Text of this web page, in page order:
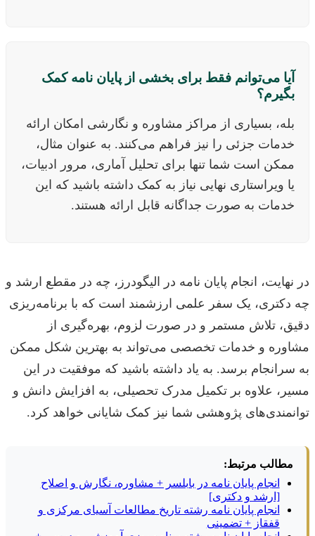
آیا می‌توانم فقط برای بخشی از پایان نامه کمک
بگیرم؟
بله، بسیاری از مراکز مشاوره و نگارشی امکان ارائه
خدمات جزئی را نیز فراهم می‌کنند. به عنوان مثال،
ممکن است شما تنها برای تحلیل آماری، مرور ادبیات،
یا ویراستاری نهایی نیاز به کمک داشته باشید که این
خدمات به صورت جداگانه قابل ارائه هستند.
در نهایت، انجام پایان نامه در الیگودرز، چه در مقطع ارشد و
چه دکتری، یک سفر علمی ارزشمند است که با برنامه‌ریزی
دقیق، تلاش مستمر و در صورت لزوم، بهره‌گیری از
مشاوره و خدمات تخصصی می‌تواند به بهترین شکل ممکن
به سرانجام برسد. به یاد داشته باشید که موفقیت در این
مسیر، علاوه بر تکمیل مدرک تحصیلی، به افزایش دانش و
توانمندی‌های پژوهشی شما نیز کمک شایانی خواهد کرد.
مطالب مرتبط:
انجام پایان نامه در بابلسر + مشاوره، نگارش و اصلاح
[ارشد و دکتری]
انجام پایان نامه رشته تاریخ مطالعات آسیای مرکزی و
قفقاز + تضمینی